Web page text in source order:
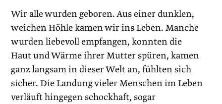
Wir alle wurden geboren. Aus einer dunklen,
weichen Höhle kamen wir ins Leben. Manche
wurden liebevoll empfangen, konnten die
Haut und Wärme ihrer Mutter spüren, kamen
ganz langsam in dieser Welt an, fühlten sich
sicher. Die Landung vieler Menschen im Leben
verläuft hingegen schockhaft, sogar